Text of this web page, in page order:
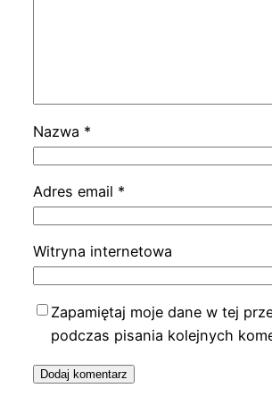
Nazwa *
Adres email *
Witryna internetowa
Zapamiętaj moje dane w tej
podczas pisania kolejnych